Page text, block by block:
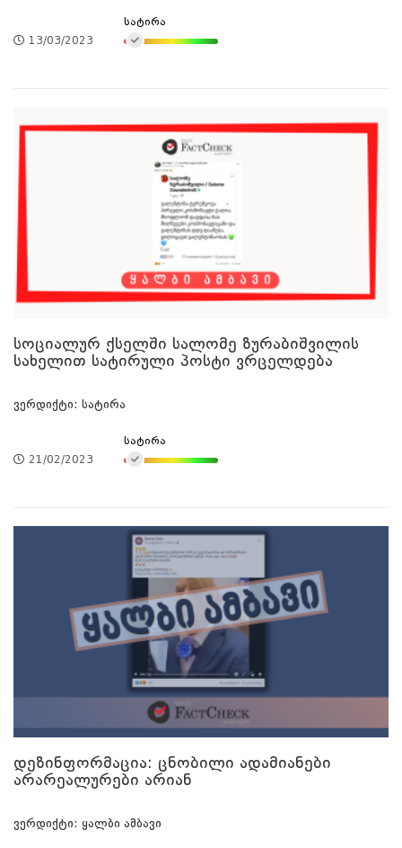
13/03/2023
სატირა
სოციალურ ქსელში სალომე ზურაბიშვილის
სახელით სატირული პოსტი ვრცელდება
ვერდიქტი: სატირა
21/02/2023
სატირა
დეზინფორმაცია: ცნობილი ადამიანები
არარეალურები არიან
ვერდიქტი: ყალბი ამბავი